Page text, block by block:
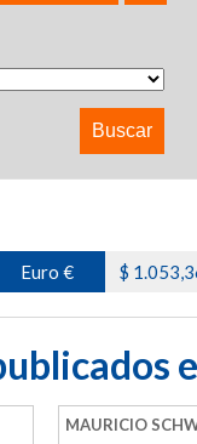
Euro € $
MAURICIO